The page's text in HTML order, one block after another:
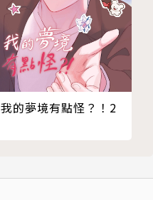
我的夢境有點怪？！2